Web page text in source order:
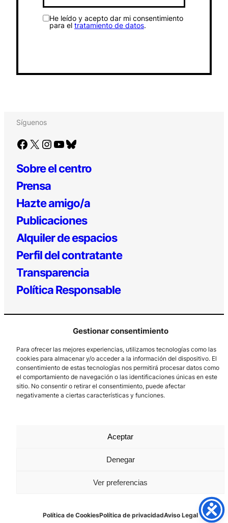
Gestionar consentimiento
Para ofrecer las mejores experiencias, utilizamos tecnologías como las
cookies para almacenar y/o acceder a la información del dispositivo. El
consentimiento de estas tecnologías nos permitirá procesar datos como
el comportamiento de navegación o las identificaciones únicas en este
sitio. No consentir o retirar el consentimiento, puede afectar
negativamente a ciertas características y funciones.
Aceptar
Denegar
Ver preferencias
Política de CookiesPolítica de privacidadAviso Legal
He leído y acepto dar mi consentimiento
para el tratamiento de datos.
Síguenos
Facebook X Instagram YouTube Bluesky
Sobre el centro
Prensa
Hazte amigo/a
Publicaciones
Alquiler de espacios
Perfil del contratante
Transparencia
Política Responsable
Los Prados, 121 – 33203 Gijón
985 185 577 – info@laboralcentrodearte.org